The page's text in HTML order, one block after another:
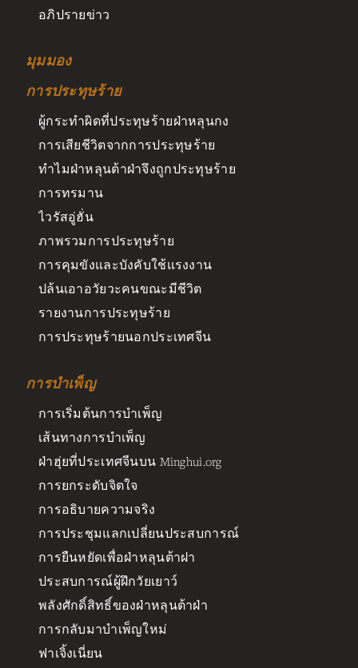
อภิปรายข่าว
มุมมอง
การประทุษร้าย
ผู้กระทำผิดที่ประทุษร้ายฝ่าหลุนกง
การเสียชีวิตจากการประทุษร้าย
ทำไมฝ่าหลุนต้าฝ่าจึงถูกประทุษร้าย
การทรมาน
ไวรัสอู่ฮั่น
ภาพรวมการประทุษร้าย
การคุมขังและบังคับใช้แรงงาน
ปล้นเอาอวัยวะคนขณะมีชีวิต
รายงานการประทุษร้าย
การประทุษร้ายนอกประเทศจีน
การบำเพ็ญ
การเริ่มต้นการบำเพ็ญ
เส้นทางการบำเพ็ญ
ฝ่าฮุ่ยที่ประเทศจีนบน Minghui.org
การยกระดับจิตใจ
การอธิบายความจริง
การประชุมแลกเปลี่ยนประสบการณ์
การยืนหยัดเพื่อฝ่าหลุนต้าฝา
ประสบการณ์ผู้ฝึกวัยเยาว์
พลังศักดิ์สิทธิ์ของฝ่าหลุนต้าฝ่า
การกลับมาบำเพ็ญใหม่
ฟาเจิ้งเนี่ยน